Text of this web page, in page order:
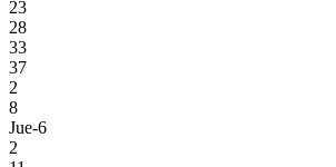
23
28
33
37
2
8
Jue-6
2